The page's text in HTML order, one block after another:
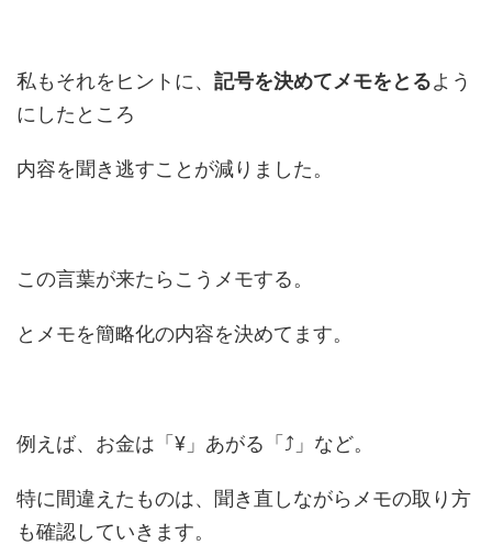
私もそれをヒントに、 記号を決めてメモをとるよう
にしたところ
内容を聞き逃すことが減りました。
この言葉が来たらこうメモする。
とメモを簡略化の内容を決めてます。
例えば、お金は「¥」あがる「⤴︎」など。
特に間違えたものは、聞き直しながらメモの取り方
も確認していきます。